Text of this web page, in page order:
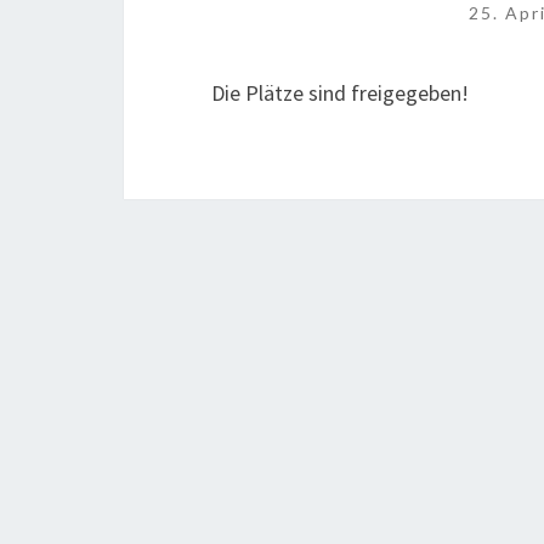
25.
Die Plätze sind freigegeben!